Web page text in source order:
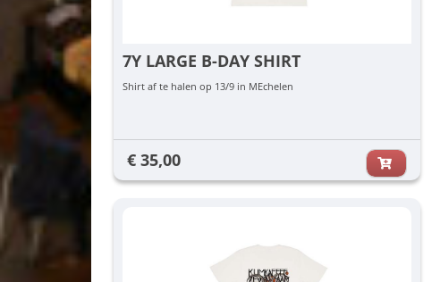
7Y LARGE B-DAY SHIRT
Shirt af te halen op 13/9 in MEchelen
€ 35,00